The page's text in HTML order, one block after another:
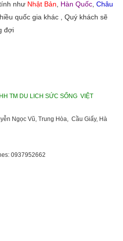
như Nhật Bản, Hàn Quốc, Châu
quốc gia khác , Quý khách sẽ
đợi
TM DU LICH SỨC SỐNG VIỆT
Ngọc Vũ, Trung Hòa, Cầu Giấy, Hà
0937952662